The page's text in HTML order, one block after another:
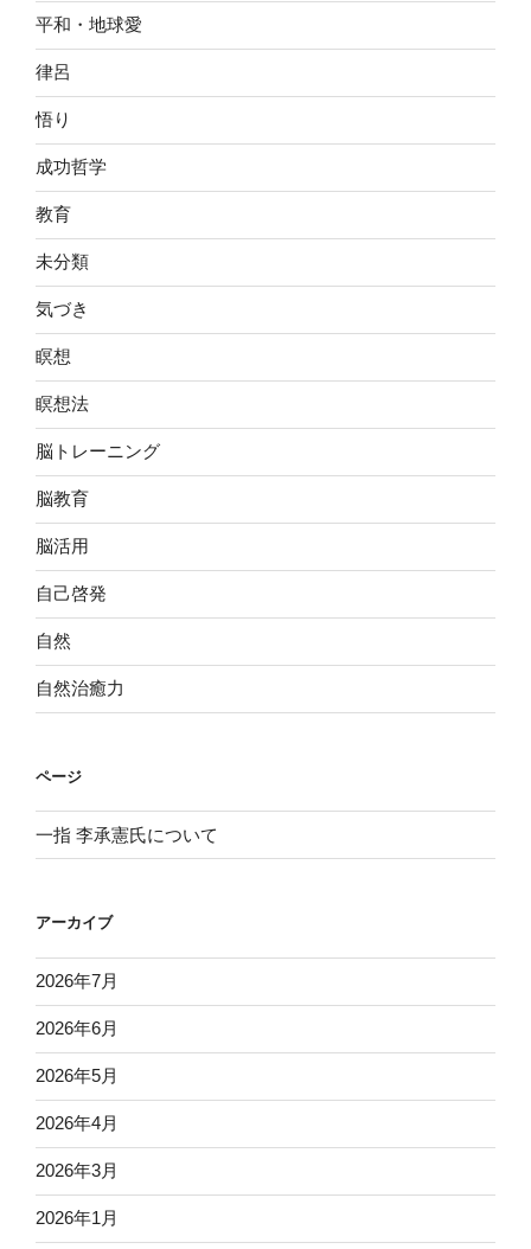
平和・地球愛
律呂
悟り
成功哲学
教育
未分類
気づき
瞑想
瞑想法
脳トレーニング
脳教育
脳活用
自己啓発
自然
自然治癒力
ページ
一指 李承憲氏について
アーカイブ
2026年7月
2026年6月
2026年5月
2026年4月
2026年3月
2026年1月